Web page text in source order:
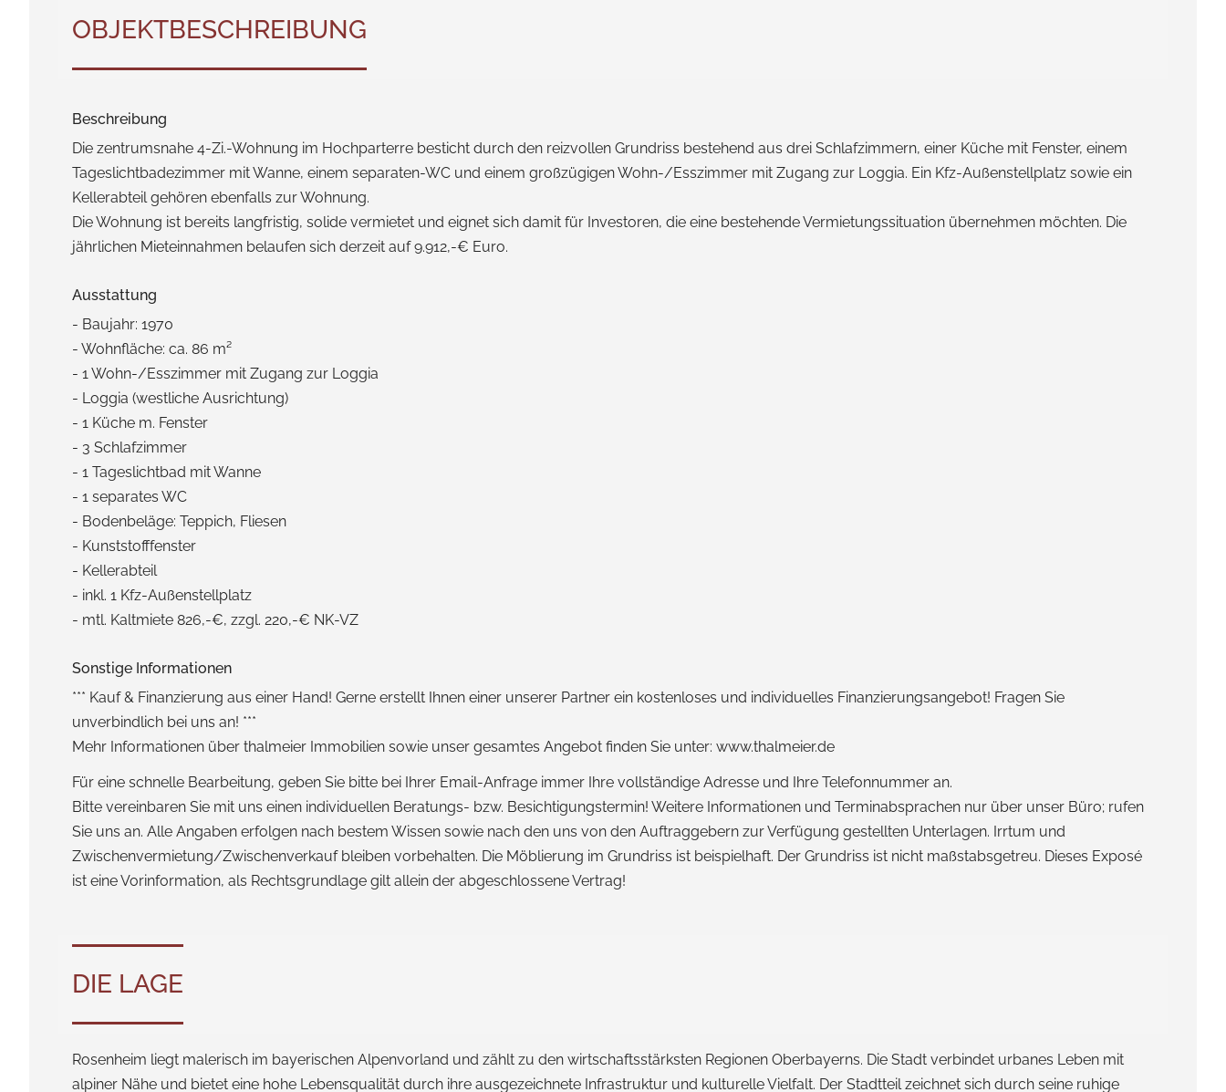
OBJEKT­BESCHREIBUNG
Beschreibung
Die zentrumsnahe 4-Zi.-Wohnung im Hochparterre besticht durch den reizvollen Grundriss bestehend aus drei Schlafzimmern, einer Küche mit Fenster, einem
Tageslichtbadezimmer mit Wanne, einem separaten-WC und einem großzügigen Wohn-/Esszimmer mit Zugang zur Loggia. Ein Kfz-Außenstellplatz sowie ein
Kellerabteil gehören ebenfalls zur Wohnung.
Die Wohnung ist bereits langfristig, solide vermietet und eignet sich damit für Investoren, die eine bestehende Vermietungssituation übernehmen möchten. Die
jährlichen Mieteinnahmen belaufen sich derzeit auf 9.912,-€ Euro.
Ausstattung
- Baujahr: 1970
- Wohnfläche: ca. 86 m²
- 1 Wohn-/Esszimmer mit Zugang zur Loggia
- Loggia (westliche Ausrichtung)
- 1 Küche m. Fenster
- 3 Schlafzimmer
- 1 Tageslichtbad mit Wanne
- 1 separates WC
- Bodenbeläge: Teppich, Fliesen
- Kunststofffenster
- Kellerabteil
- inkl. 1 Kfz-Außenstellplatz
- mtl. Kaltmiete 826,-€, zzgl. 220,-€ NK-VZ
Sonstige Informationen
*** Kauf & Finanzierung aus einer Hand! Gerne erstellt Ihnen einer unserer Partner ein kostenloses und individuelles Finanzierungsangebot! Fragen Sie
unverbindlich bei uns an! ***
Mehr Informationen über thalmeier Immobilien sowie unser gesamtes Angebot finden Sie unter: www.thalmeier.de
Für eine schnelle Bearbeitung, geben Sie bitte bei Ihrer Email-Anfrage immer Ihre vollständige Adresse und Ihre Telefonnummer an.
Bitte vereinbaren Sie mit uns einen individuellen Beratungs- bzw. Besichtigungstermin! Weitere Informationen und Terminabsprachen nur über unser Büro; rufen
Sie uns an. Alle Angaben erfolgen nach bestem Wissen sowie nach den uns von den Auftraggebern zur Verfügung gestellten Unterlagen. Irrtum und
Zwischenvermietung/Zwischenverkauf bleiben vorbehalten. Die Möblierung im Grundriss ist beispielhaft. Der Grundriss ist nicht maßstabsgetreu. Dieses Exposé
ist eine Vorinformation, als Rechtsgrundlage gilt allein der abgeschlossene Vertrag!
DIE LAGE
Rosenheim liegt malerisch im bayerischen Alpenvorland und zählt zu den wirtschaftsstärksten Regionen Oberbayerns. Die Stadt verbindet urbanes Leben mit
alpiner Nähe und bietet eine hohe Lebensqualität durch ihre ausgezeichnete Infrastruktur und kulturelle Vielfalt. Der Stadtteil zeichnet sich durch seine ruhige